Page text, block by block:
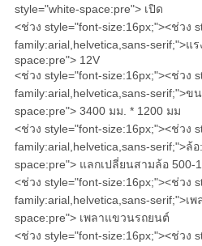
แผนผัง
เว็บไซต์
PRIVACY
POLICY
style="white-space:pre"> เปิด
<ช่วง style="font-size:16px;"><ช่วง
family:arial,helvetica,sans-serif;">แ
space:pre"> 12V
<ช่วง style="font-size:16px;"><ช่วง
family:arial,helvetica,sans-serif;">ข
space:pre"> 3400 มม. * 1200 มม
<ช่วง style="font-size:16px;"><ช่วง
family:arial,helvetica,sans-serif;">ล้
space:pre"> แลกเปลี่ยนสามล้อ 500-
<ช่วง style="font-size:16px;"><ช่วง
family:arial,helvetica,sans-serif;">เ
space:pre"> เพลาแขวนรถยนต์
<ช่วง style="font-size:16px;"><ช่วง